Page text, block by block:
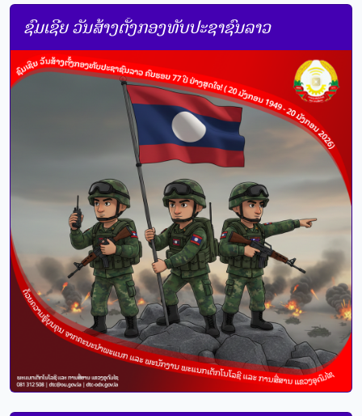
ຊົມເຊີຍ ວັນສ້າງຕັ້ງກອງທັບປະຊາຊົນລາວ